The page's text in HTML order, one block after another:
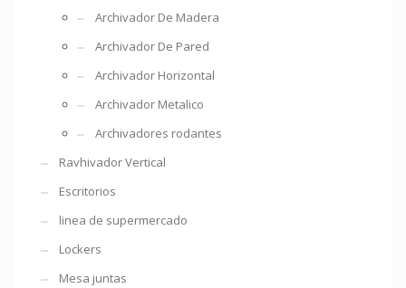
Archivador De Madera
Archivador De Pared
Archivador Horizontal
Archivador Metalico
Archivadores rodantes
Ravhivador Vertical
Escritorios
linea de supermercado
Lockers
Mesa juntas